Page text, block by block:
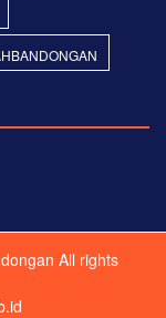
All rights